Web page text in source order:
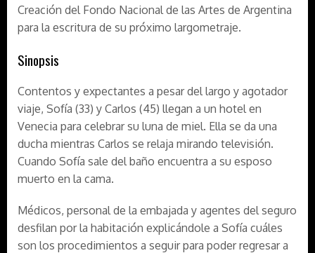
Creación del Fondo Nacional de las Artes de Argentina
para la escritura de su próximo largometraje.
Sinopsis
Contentos y expectantes a pesar del largo y agotador
viaje, Sofía (33) y Carlos (45) llegan a un hotel en
Venecia para celebrar su luna de miel. Ella se da una
ducha mientras Carlos se relaja mirando televisión.
Cuando Sofía sale del baño encuentra a su esposo
muerto en la cama.
Médicos, personal de la embajada y agentes del seguro
desfilan por la habitación explicándole a Sofía cuáles
son los procedimientos a seguir para poder regresar a